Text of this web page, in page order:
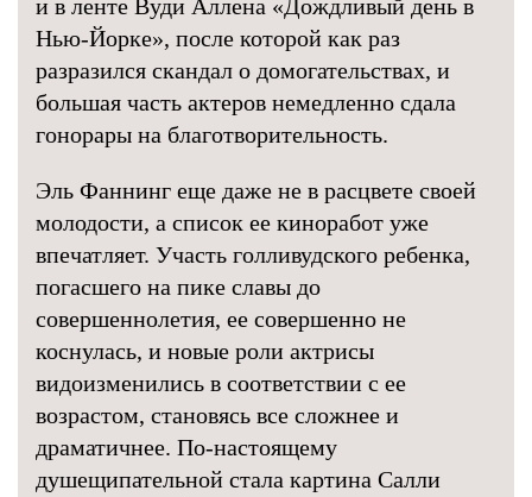
и в ленте Вуди Аллена «Дождливый день в
Нью-Йорке», после которой как раз
разразился скандал о домогательствах, и
большая часть актеров немедленно сдала
гонорары на благотворительность.
Эль Фаннинг еще даже не в расцвете своей
молодости, а список ее киноработ уже
впечатляет. Участь голливудского ребенка,
погасшего на пике славы до
совершеннолетия, ее совершенно не
коснулась, и новые роли актрисы
видоизменились в соответствии с ее
возрастом, становясь все сложнее и
драматичнее. По-настоящему
душещипательной стала картина Салли